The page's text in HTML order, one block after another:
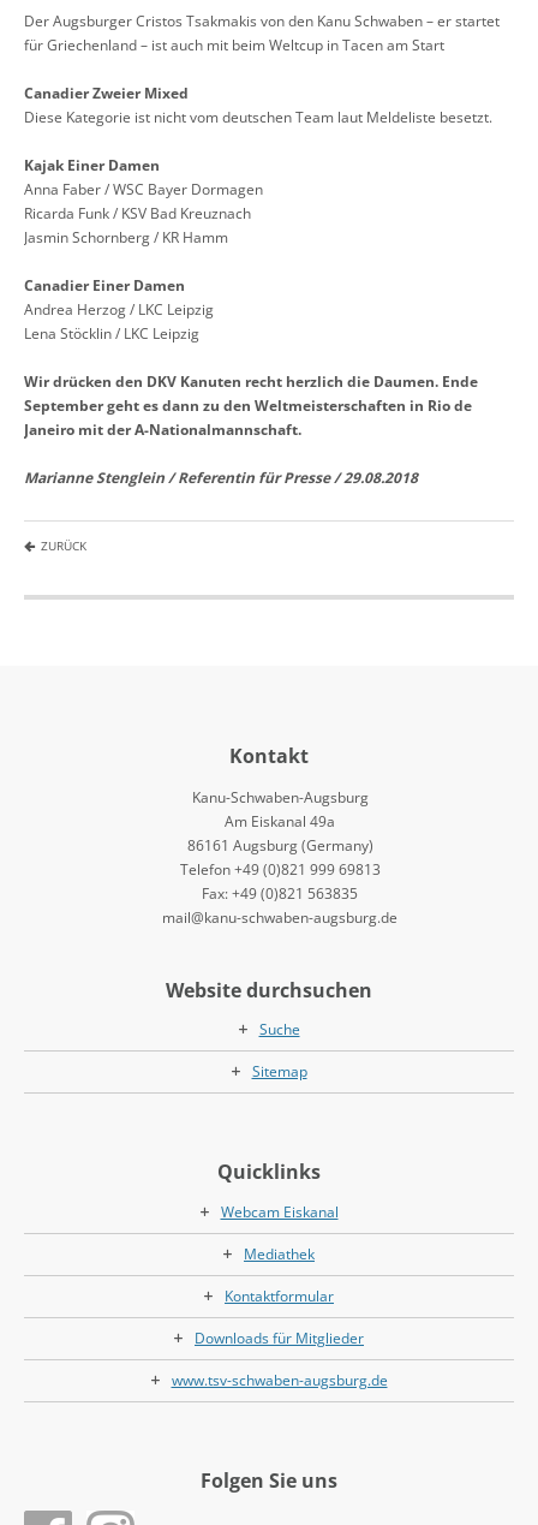
Der Augsburger Cristos Tsakmakis von den Kanu Schwaben – er startet
für Griechenland – ist auch mit beim Weltcup in Tacen am Start
Canadier Zweier Mixed
Diese Kategorie ist nicht vom deutschen Team laut Meldeliste besetzt.
Kajak Einer Damen
Anna Faber / WSC Bayer Dormagen
Ricarda Funk / KSV Bad Kreuznach
Jasmin Schornberg / KR Hamm
Canadier Einer Damen
Andrea Herzog / LKC Leipzig
Lena Stöcklin / LKC Leipzig
Wir drücken den DKV Kanuten recht herzlich die Daumen. Ende
September geht es dann zu den Weltmeisterschaften in Rio de
Janeiro mit der A-Nationalmannschaft.
Marianne Stenglein / Referentin für Presse / 29.08.2018
ZURÜCK
Kontakt
Kanu-Schwaben-Augsburg
Am Eiskanal 49a
86161 Augsburg (Germany)
Telefon +49 (0)821 999 69813
Fax: +49 (0)821 563835
mail@kanu-schwaben-augsburg.de
Website durchsuchen
Suche
Sitemap
Quicklinks
Webcam Eiskanal
Mediathek
Kontaktformular
Downloads für Mitglieder
www.tsv-schwaben-augsburg.de
Folgen Sie uns